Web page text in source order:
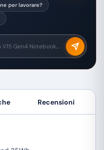
per lavorare?
Recensioni